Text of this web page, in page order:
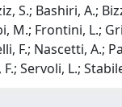
S.; Bashiri, A.;
M.; Frontini, L.;
F.; Nascetti, A.;
Servoli, L.;